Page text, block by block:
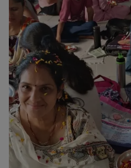
About Author
Contact
Dipotsav Special
આંતરરાષ્ટ્રીય
રાષ્ટ્રીય
ગુજરાત